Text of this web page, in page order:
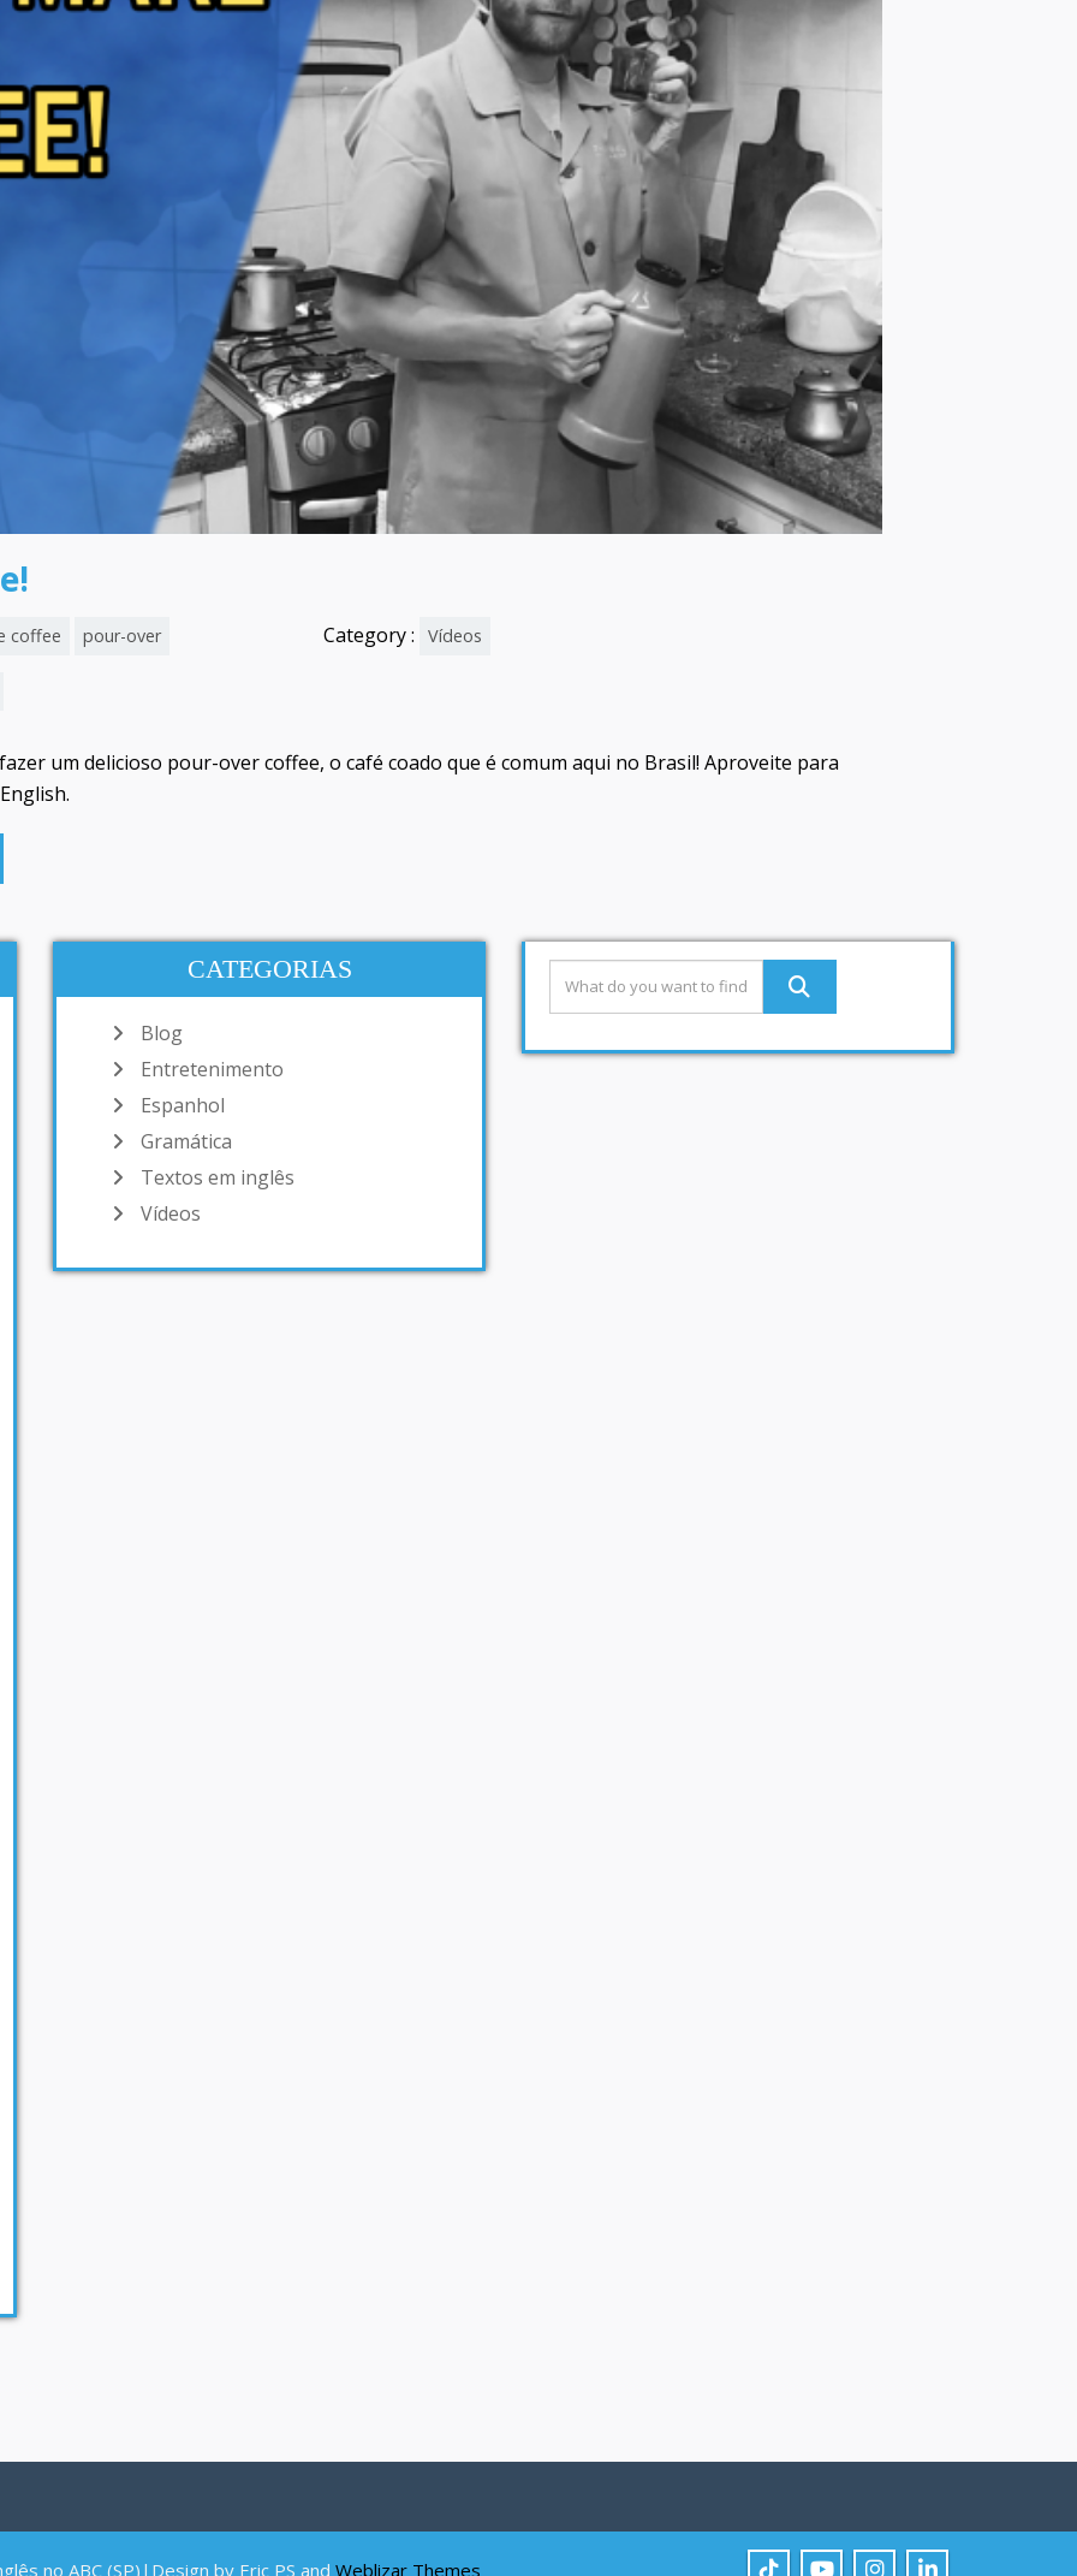
coffee pour-over Category : Vídeos
um delicioso pour-over coffee, o café coado que é comum aqui no Brasil! Aproveite para
CATEGORIAS
Blog
Entretenimento
Espanhol
Gramática
Textos em inglês
Vídeos
no ABC (SP)|Design by Eric PS and Weblizar Themes